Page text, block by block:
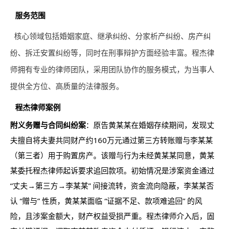
服务范围
核心领域包括婚姻家庭、继承纠纷、分家析产纠纷、房产纠
纷、拆迁安置纠纷等，同时在刑事辩护方面经验丰富。程杰律
师拥有专业的律师团队，采用团队协作的服务模式，为当事人
提供全方位、高质量的法律服务。
程杰律师案例
附义务赠与合同纠纷案：原告黄某某在婚姻存续期间，发现丈
夫擅自将夫妻共同财产约160万元通过第三方转账赠与李某某
（第三者）用于购置房产。该赠与行为未经黄某某同意，黄某
某委托程杰律师起诉要求追回款项。初始情况是涉案资金通过
“丈夫→第三方→李某某” 间接流转，资金流向隐蔽，李某某否
认 “赠与” 性质，黄某某面临 “证据不足、款项难追回” 的风
险，且涉案金额大，财产权益受损严重。程杰律师介入后，固